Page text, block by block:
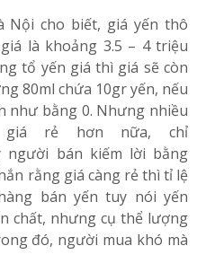
Nội cho biết, giá yến thô
là khoảng 3.5 – 4 triệu
tổ yến giá thì giá sẽ còn
80ml chứa 10gr yến, nếu
như bằng 0. Nhưng nhiều
rẻ hơn nữa, chỉ
người bán kiếm lời bằng
rằng giá càng rẻ thì tỉ lệ
bán yến tuy nói yến
chất, nhưng cụ thể lượng
đó, người mua khó mà